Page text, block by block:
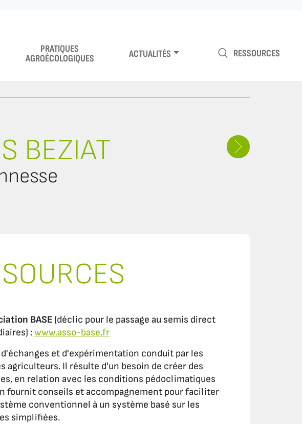
PRATIQUES
AGROÉCOLOGIQUES
ACTUALITÉS RESSOURCES
BEZIAT
BASE (déclic pour le passage au semis direct
:www.asso-base.fr
d'échanges et d'expérimentation conduit par les
agriculteurs. Il résulte d'un besoin de créer des
en relation avec les conditions pédoclimatiques
fournit conseils et accompagnement pour faciliter
conventionnel à un système basé sur les
simplifiées.